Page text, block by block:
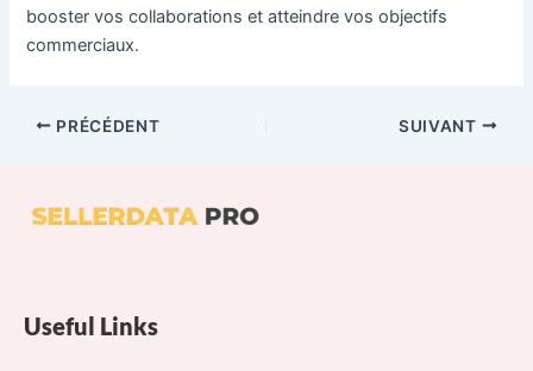
booster vos collaborations et atteindre vos objectifs
commerciaux.
PRÉCÉDENT SUIVANT
Useful Links